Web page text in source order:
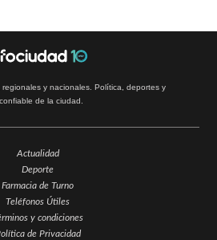
y nacionales. Política, deportes y
de la ciudad.
Actualidad
Deporte
Farmacia de Turno
Teléfonos Útiles
y condiciones
de Privacidad